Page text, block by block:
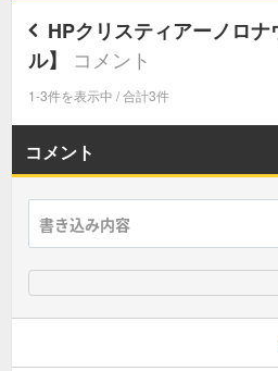
HPクリスティアーノロ
ル】
コメント
1-3件を表示中 / 合計3件
コメント